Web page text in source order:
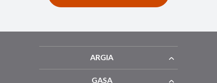
ARGIA
GASA